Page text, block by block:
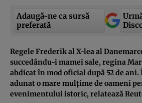
Adaugă-ne ca sursă
preferată
Regele Frederik al X-lea al
succedându-i mamei sale, regina
abdicat în mod oficial după 52 de ani.
adunat o mare mulțime de oameni
evenimentului istoric, relatează